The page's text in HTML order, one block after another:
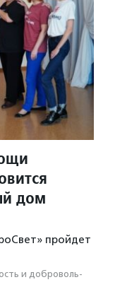
дом
пройдет
и доброволь­